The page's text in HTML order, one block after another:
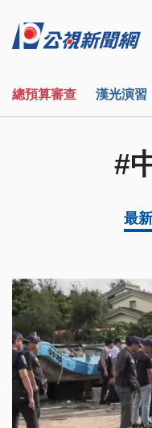
總預算審查 漢光演習
#
最新